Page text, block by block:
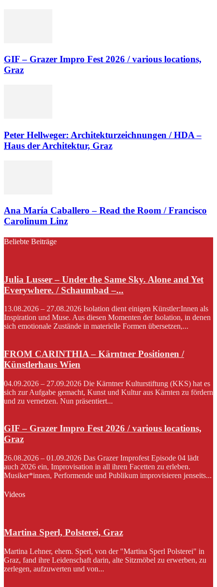
GIF – Grazer Impro Fest 2026 / various locations,
Graz
Peter Hellweger: Architekturzeichnungen / HDA –
Haus der Architektur, Graz
Ana María Caballero – Read the Room / Francisco
Carolinum Linz
Beliebte Beiträge
Julia Lusser – Under the Same Sky. Alone and Yet
Everywhere. / Schaumbad –...
13.08.2026 – 27.08.2026 Isolation dient einigen Künstler:Innen als
Inspiration und Muse. Aus diesen Momenten der Isolation, in denen
sich emotionale Zustände in materielle Formen übersetzen,...
FROM CARINTHIA – Kärntner Positionen /
Künstlerhaus Wien
04.09.2026 – 27.09.2026 Die Kärntner Kulturstiftung (KKS) hat es
sich zur Aufgabe gemacht, Kunst und Kultur aus Kärnten zu fördern
und zu vernetzen. Nun präsentiert...
GIF – Grazer Impro Fest 2026 / various locations,
Graz
26.08.2026 – 01.09.2026 Das Grazer Improfest Episode 04 lädt
auch 2026 ein, Improvisation in all ihren Facetten zu erleben.
Musiker*innen, Performende und Publikum improvisieren jenseits...
Videos
Martina Sperl, Polsterei, Graz
Martina Lehner, ehem. Sperl, von der "Martina Sperl Polsterei" in
Graz, fand ihre Leidenschaft darin, alte Sitzmöbel zu erwerben, zu
zerlegen, aufzuwerten und von...